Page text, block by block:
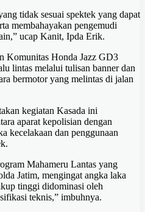
tidak sesuai spektek yang dapat
membahayakan pengemudi
ucap Kanit, Ipda Erik.
Komunitas Honda Jazz GD3
lintas melalui tulisan banner dan
bermotor yang melintas di jalan
kegiatan Kasada ini
aparat kepolisian dengan
kecelakaan dan penggunaan
Mahameru Lantas yang
Jatim, mengingat angka laka
tinggi didominasi oleh
teknis,” imbuhnya.